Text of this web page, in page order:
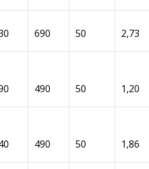
690 50 2,73
490 50 1,20
490 50 1,86